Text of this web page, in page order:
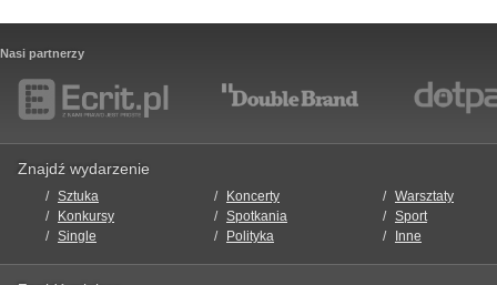
Nasi partnerzy
Znajdź wydarzenie
Sztuka Koncerty
Warsztaty
Konkursy
Spotkania
Sport
Single
Polityka Inne